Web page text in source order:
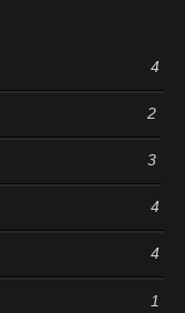
4
2
3
4
4
1